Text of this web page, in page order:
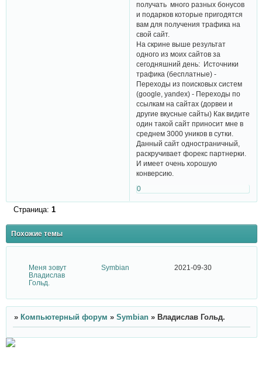
получать много разных бонусов
и подарков которые пригодятся
вам для получения трафика на
свой сайт.
На скрине выше результат
одного из моих сайтов за
сегодняшний день: Источники
трафика (бесплатные) -
Переходы из поисковых систем
(google, yandex) - Переходы по
ссылкам на сайтах (дорвеи и
другие вкусные сайты) Как видите
один такой сайт приносит мне в
среднем 3000 уников в сутки.
Данный сайт одностраничный,
раскручивает форекс партнерки.
И имеет очень хорошую
конверсию.
0
Страница: 1
Похожие темы
Меня зовут
Владислав
Гольд.
Symbian 2021-09-30
» Компьютерный форум » Symbian » Владислав Гольд.